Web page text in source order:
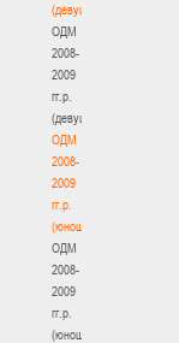
(девушки)
ОДМ
2008-
2009
гг.р.
(девушки)
ОДМ
2008-
2009
гг.р.
(юноши)
ОДМ
2008-
2009
гг.р.
(юноши)